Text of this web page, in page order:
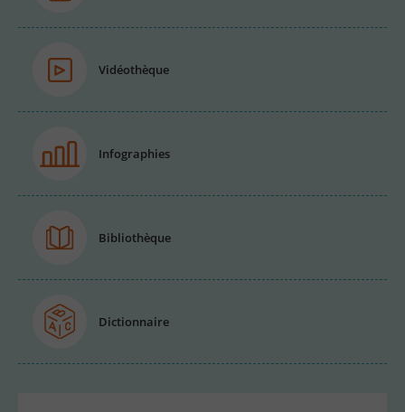
Vidéothèque
Infographies
Bibliothèque
Dictionnaire